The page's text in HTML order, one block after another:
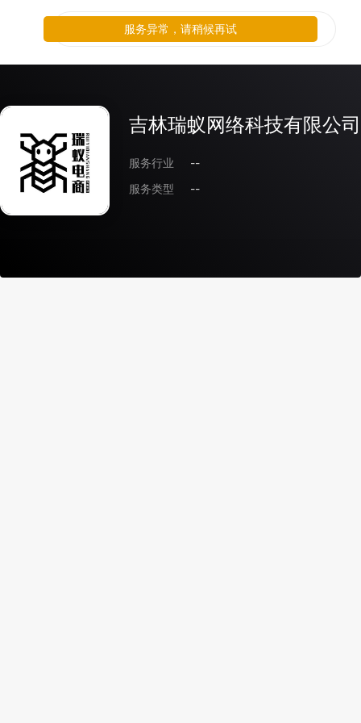
吉林瑞蚁网络科技有限公司
服务行业
--
服务类型
--
服务异常，请稍候再试